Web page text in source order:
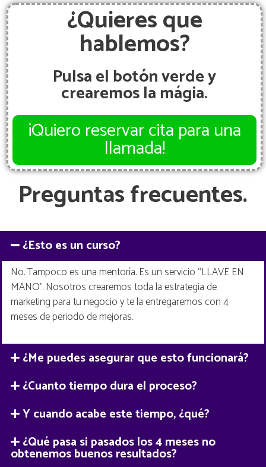
¿Quieres que
hablemos?
Pulsa el botón verde y
crearemos la mágia.
¡Quiero reservar cita para una
llamada!
Preguntas frecuentes.
¿Esto es un curso?
No. Tampoco es una mentoría. Es un servicio “LLAVE EN
MANO”. Nosotros crearemos toda la estrategia de
marketing para tu negocio y te la entregaremos con 4
meses de periodo de mejoras.
¿Me puedes asegurar que esto funcionará?
¿Cuanto tiempo dura el proceso?
Y cuando acabe este tiempo, ¿qué?
¿Qué pasa si pasados los 4 meses no
obtenemos buenos resultados?